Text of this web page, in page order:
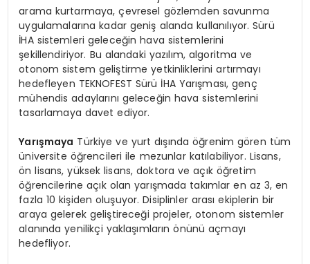
arama kurtarmaya, çevresel gözlemden savunma
uygulamalarına kadar geniş alanda kullanılıyor. Sürü
İHA sistemleri geleceğin hava sistemlerini
şekillendiriyor. Bu alandaki yazılım, algoritma ve
otonom sistem geliştirme yetkinliklerini artırmayı
hedefleyen TEKNOFEST Sürü İHA Yarışması, genç
mühendis adaylarını geleceğin hava sistemlerini
tasarlamaya davet ediyor.
Yarışmaya Türkiye ve yurt dışında öğrenim gören tüm
üniversite öğrencileri ile mezunlar katılabiliyor. Lisans,
ön lisans, yüksek lisans, doktora ve açık öğretim
öğrencilerine açık olan yarışmada takımlar en az 3, en
fazla 10 kişiden oluşuyor. Disiplinler arası ekiplerin bir
araya gelerek geliştireceği projeler, otonom sistemler
alanında yenilikçi yaklaşımların önünü açmayı
hedefliyor.